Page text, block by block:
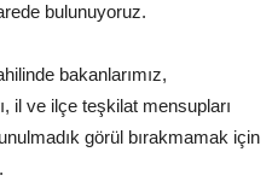
bulunuyoruz.
bakanlarımız,
il ve ilçe teşkilat mensupları
görül bırakmamak için